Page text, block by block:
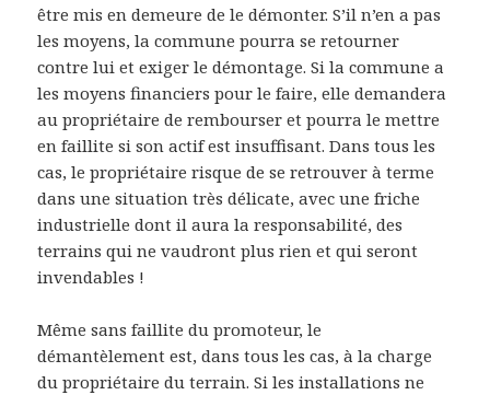
être mis en demeure de le démonter. S’il n’en a pas
les moyens, la commune pourra se retourner
contre lui et exiger le démontage. Si la commune a
les moyens financiers pour le faire, elle demandera
au propriétaire de rembourser et pourra le mettre
en faillite si son actif est insuffisant. Dans tous les
cas, le propriétaire risque de se retrouver à terme
dans une situation très délicate, avec une friche
industrielle dont il aura la responsabilité, des
terrains qui ne vaudront plus rien et qui seront
invendables !
Même sans faillite du promoteur, le
démantèlement est, dans tous les cas, à la charge
du propriétaire du terrain. Si les installations ne